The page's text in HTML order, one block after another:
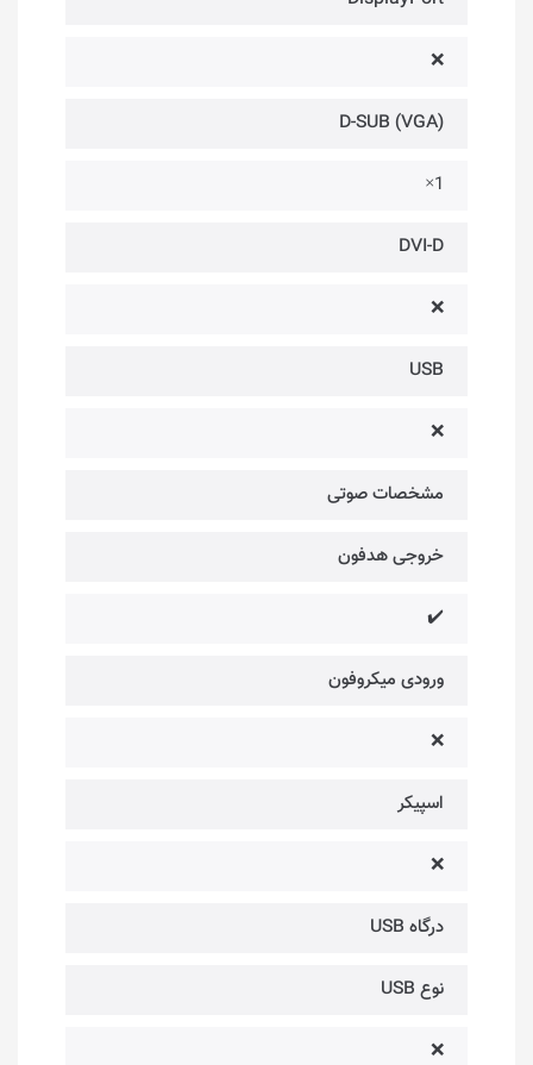
❌
D-SUB (VGA)
1×
DVI-D
❌
USB
❌
مشخصات صوتی
خروجی هدفون
✔️
ورودی میکروفون
❌
اسپیکر
❌
درگاه USB
نوع USB
❌